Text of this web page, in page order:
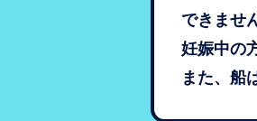
できませ
妊娠中の
また、船